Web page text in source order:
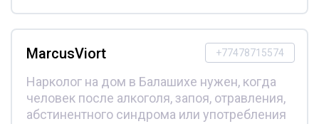
+77478715574
MarcusViort
Нарколог на дом в Балашихе нужен, когда
человек после алкоголя, запоя, отравления,
абстинентного синдрома или употребления